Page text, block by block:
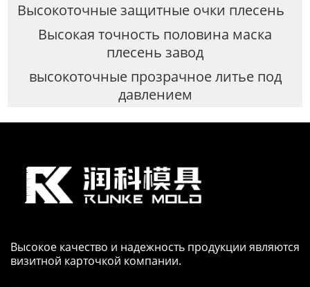
Высокоточные защитные очки плесень
Высокая точность половина маска
плесень завод
высокоточные прозрачное литье под
давлением
Высокое качество и надежность продукции являются
визитной карточкой компании.